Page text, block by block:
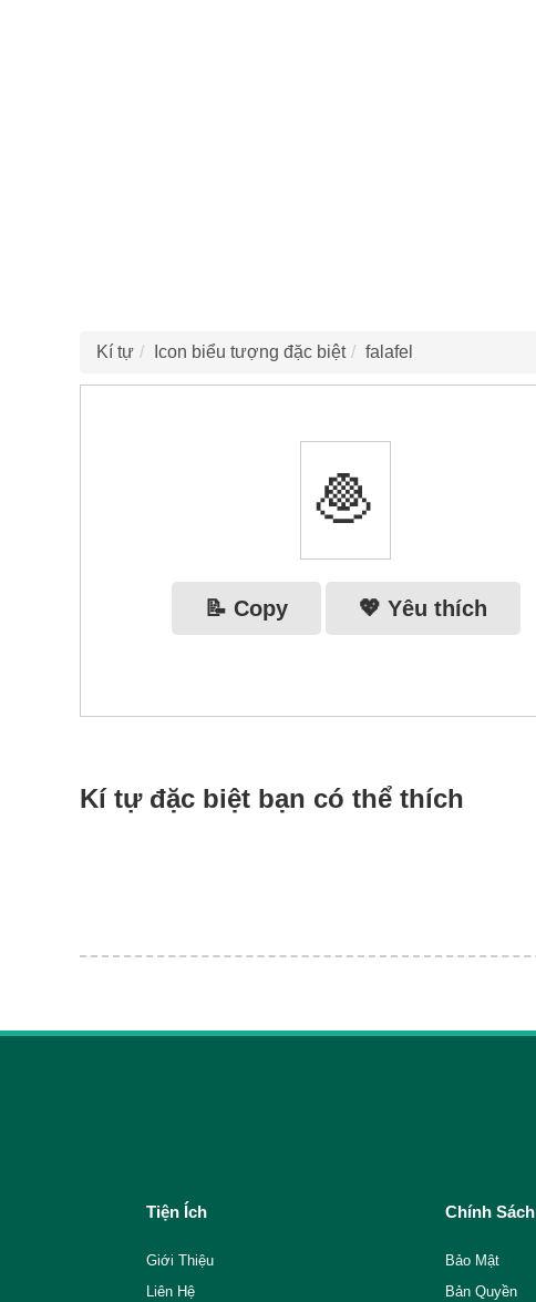
Kí tự Icon biểu tượng đặc biệt falafel
🧆
📝 Copy 💖 Yêu thích
Kí tự đặc biệt bạn có thể thích
Tiện Ích
Giới Thiệu
Liên Hệ
Chính Sách
Bảo Mật
Bản Quyền